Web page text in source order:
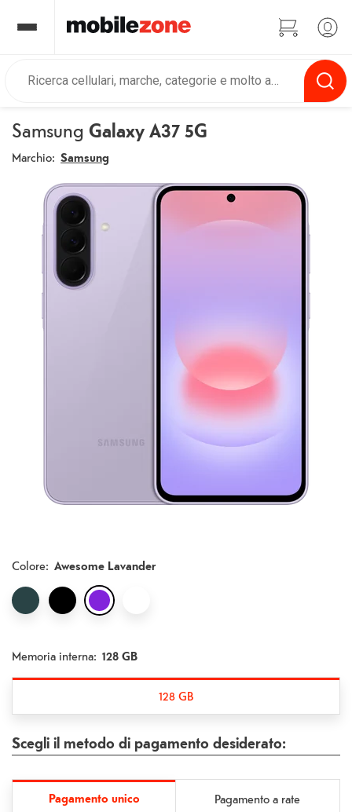
Samsung Galaxy A37 5G
Marchio: Samsung
Colore: Awesome Lavander
Memoria interna: 128 GB
128 GB
Scegli il metodo di pagamento desiderato:
Pagamento unico Pagamento a rate